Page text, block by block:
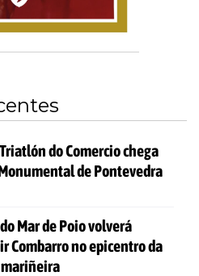
do Comercio chega
de Pontevedra
Mar de Poio volverá
Combarro no epicentro da